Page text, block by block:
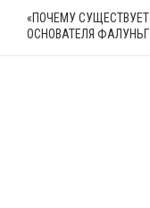
«ПОЧЕМУ
ОСНОВАТЕЛЯ